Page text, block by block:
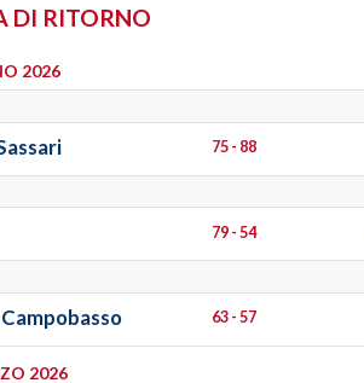
DI RITORNO
2026
75 - 88
79 - 54
Campobasso 63 - 57
2026